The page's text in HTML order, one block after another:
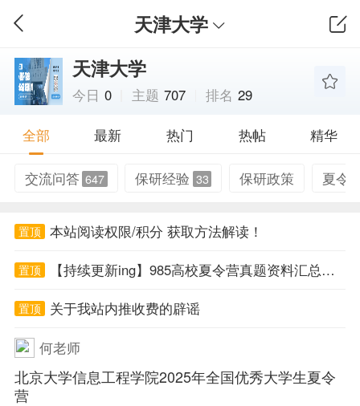
天津大学
天津大学
今日 0 主题 707 排名 29
全部 最新 热门 热帖 精华
交流问答 647 保研经验 33 保研政策 夏令
置顶 本站阅读权限/积分 获取方法解读！
置顶 【持续更新ing】985高校夏令营真题资料汇总帖！
置顶 关于我站内推收费的辟谣
何老师
北京大学信息工程学院2025年全国优秀大学生夏令
营